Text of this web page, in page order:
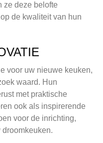
ze deze belofte
de kwaliteit van hun
voor uw nieuwe keuken,
waard. Hun
met praktische
ook als inspirerende
voor de inrichting,